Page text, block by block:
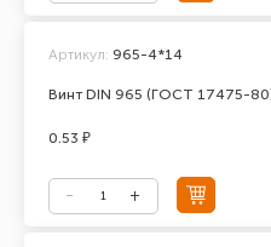
Винт DIN 965 (ГОСТ 17475-
Артикул: 965-4*14
0.53 ₽